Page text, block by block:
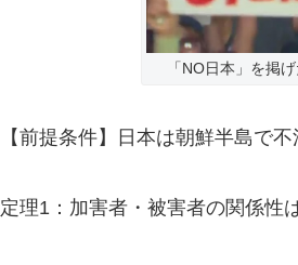
「NO日本」を掲
【前提条件】日本は朝鮮半島で
定理1：加害者・被害者の関係性